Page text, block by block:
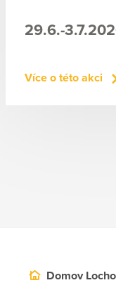
29.6.-
Více o této akci
Domov